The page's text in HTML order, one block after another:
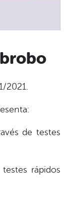
2021.
de testes
rápidos